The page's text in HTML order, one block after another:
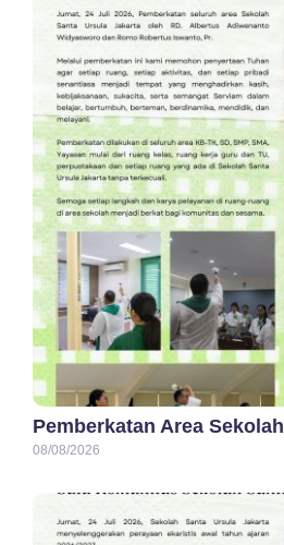
Pemberkatan Area Sekolah
08/08/2026